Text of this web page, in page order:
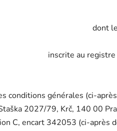
dont
inscrite au
conditions générales (ci-
2027/79, Krč, 140 00
C, encart 342053 (ci-après